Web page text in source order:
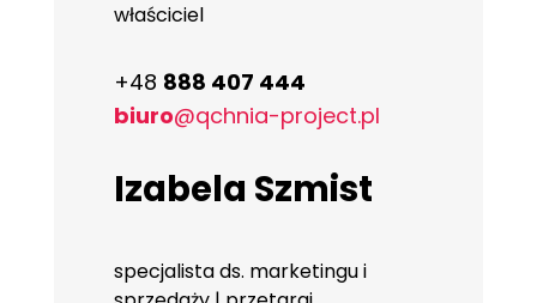
właściciel
+48 888 407 444
biuro@qchnia-project.pl
Izabela Szmist
specjalista ds. marketingu i